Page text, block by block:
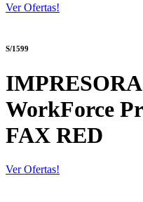
Ver Ofertas!
S/1599
WorkForce
FAX RED
Ver Ofertas!